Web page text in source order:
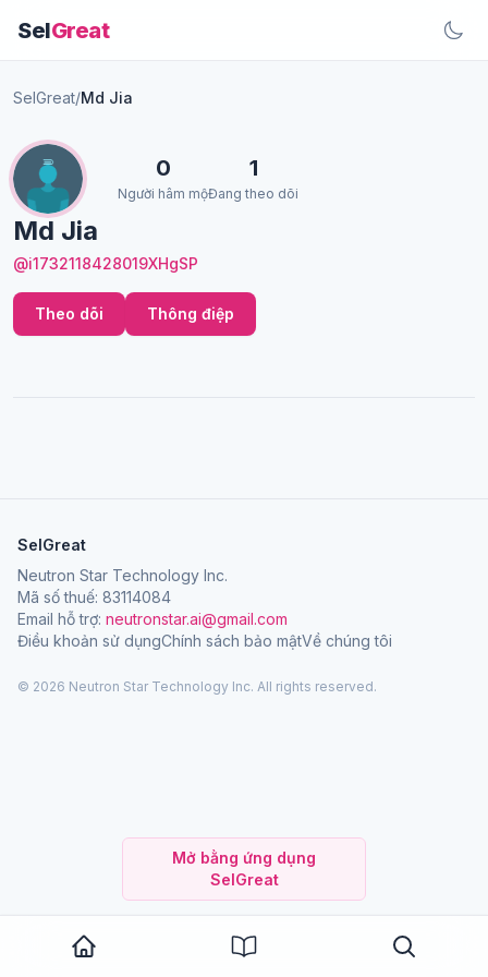
SelGreat
Mở bằng ứng dụng
SelGreat
SelGreat/Md Jia
Md Jia
@i1732118428019XHgSP
0
Người hâm mộ
1
Đang theo dõi
Theo dõi Thông điệp
SelGreat
Neutron Star Technology Inc.
Mã số thuế: 83114084
Email hỗ trợ: neutronstar.ai@gmail.com
Điều khoản sử dụngChính sách bảo mậtVề chúng tôi
© 2026 Neutron Star Technology Inc. All rights reserved.